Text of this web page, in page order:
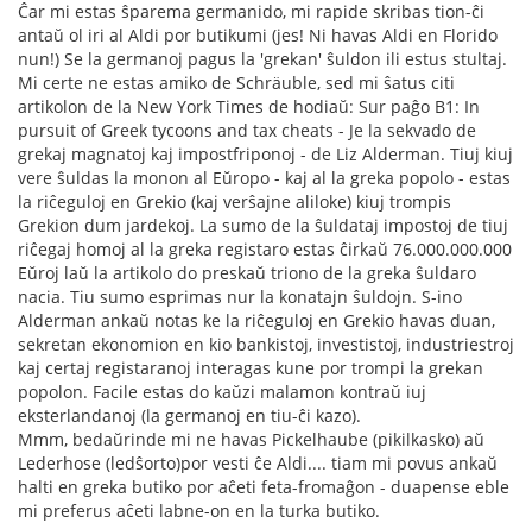
Ĉar mi estas ŝparema germanido, mi rapide skribas tion-ĉi
antaŭ ol iri al Aldi por butikumi (jes! Ni havas Aldi en Florido
nun!) Se la germanoj pagus la 'grekan' ŝuldon ili estus stultaj.
Mi certe ne estas amiko de Schräuble, sed mi ŝatus citi
artikolon de la New York Times de hodiaŭ: Sur paĝo B1: In
pursuit of Greek tycoons and tax cheats - Je la sekvado de
grekaj magnatoj kaj impostfriponoj - de Liz Alderman. Tiuj kiuj
vere ŝuldas la monon al Eŭropo - kaj al la greka popolo - estas
la riĉeguloj en Grekio (kaj verŝajne aliloke) kiuj trompis
Grekion dum jardekoj. La sumo de la ŝuldataj impostoj de tiuj
riĉegaj homoj al la greka registaro estas ĉirkaŭ 76.000.000.000
Eŭroj laŭ la artikolo do preskaŭ triono de la greka ŝuldaro
nacia. Tiu sumo esprimas nur la konatajn ŝuldojn. S-ino
Alderman ankaŭ notas ke la riĉeguloj en Grekio havas duan,
sekretan ekonomion en kio bankistoj, investistoj, industriestroj
kaj certaj registaranoj interagas kune por trompi la grekan
popolon. Facile estas do kaŭzi malamon kontraŭ iuj
eksterlandanoj (la germanoj en tiu-ĉi kazo).
Mmm, bedaŭrinde mi ne havas Pickelhaube (pikilkasko) aŭ
Lederhose (ledŝorto)por vesti ĉe Aldi.... tiam mi povus ankaŭ
halti en greka butiko por aĉeti feta-fromaĝon - duapense eble
mi preferus aĉeti labne-on en la turka butiko.